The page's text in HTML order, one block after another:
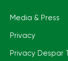
Media & Press
Privacy
Privacy Despar